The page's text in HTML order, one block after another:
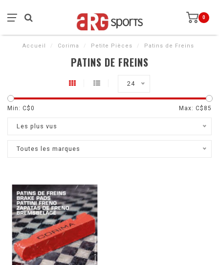
0
Accueil / Corima / Petite Pièces / Patins de Freins
PATINS DE FREINS
24
Min: C$0 Max: C$ 85
Les plus vus
Toutes les marques